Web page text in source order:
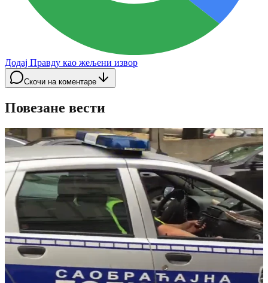
Додај Правду као жељени извор
Скочи на коментаре
Повезане вести